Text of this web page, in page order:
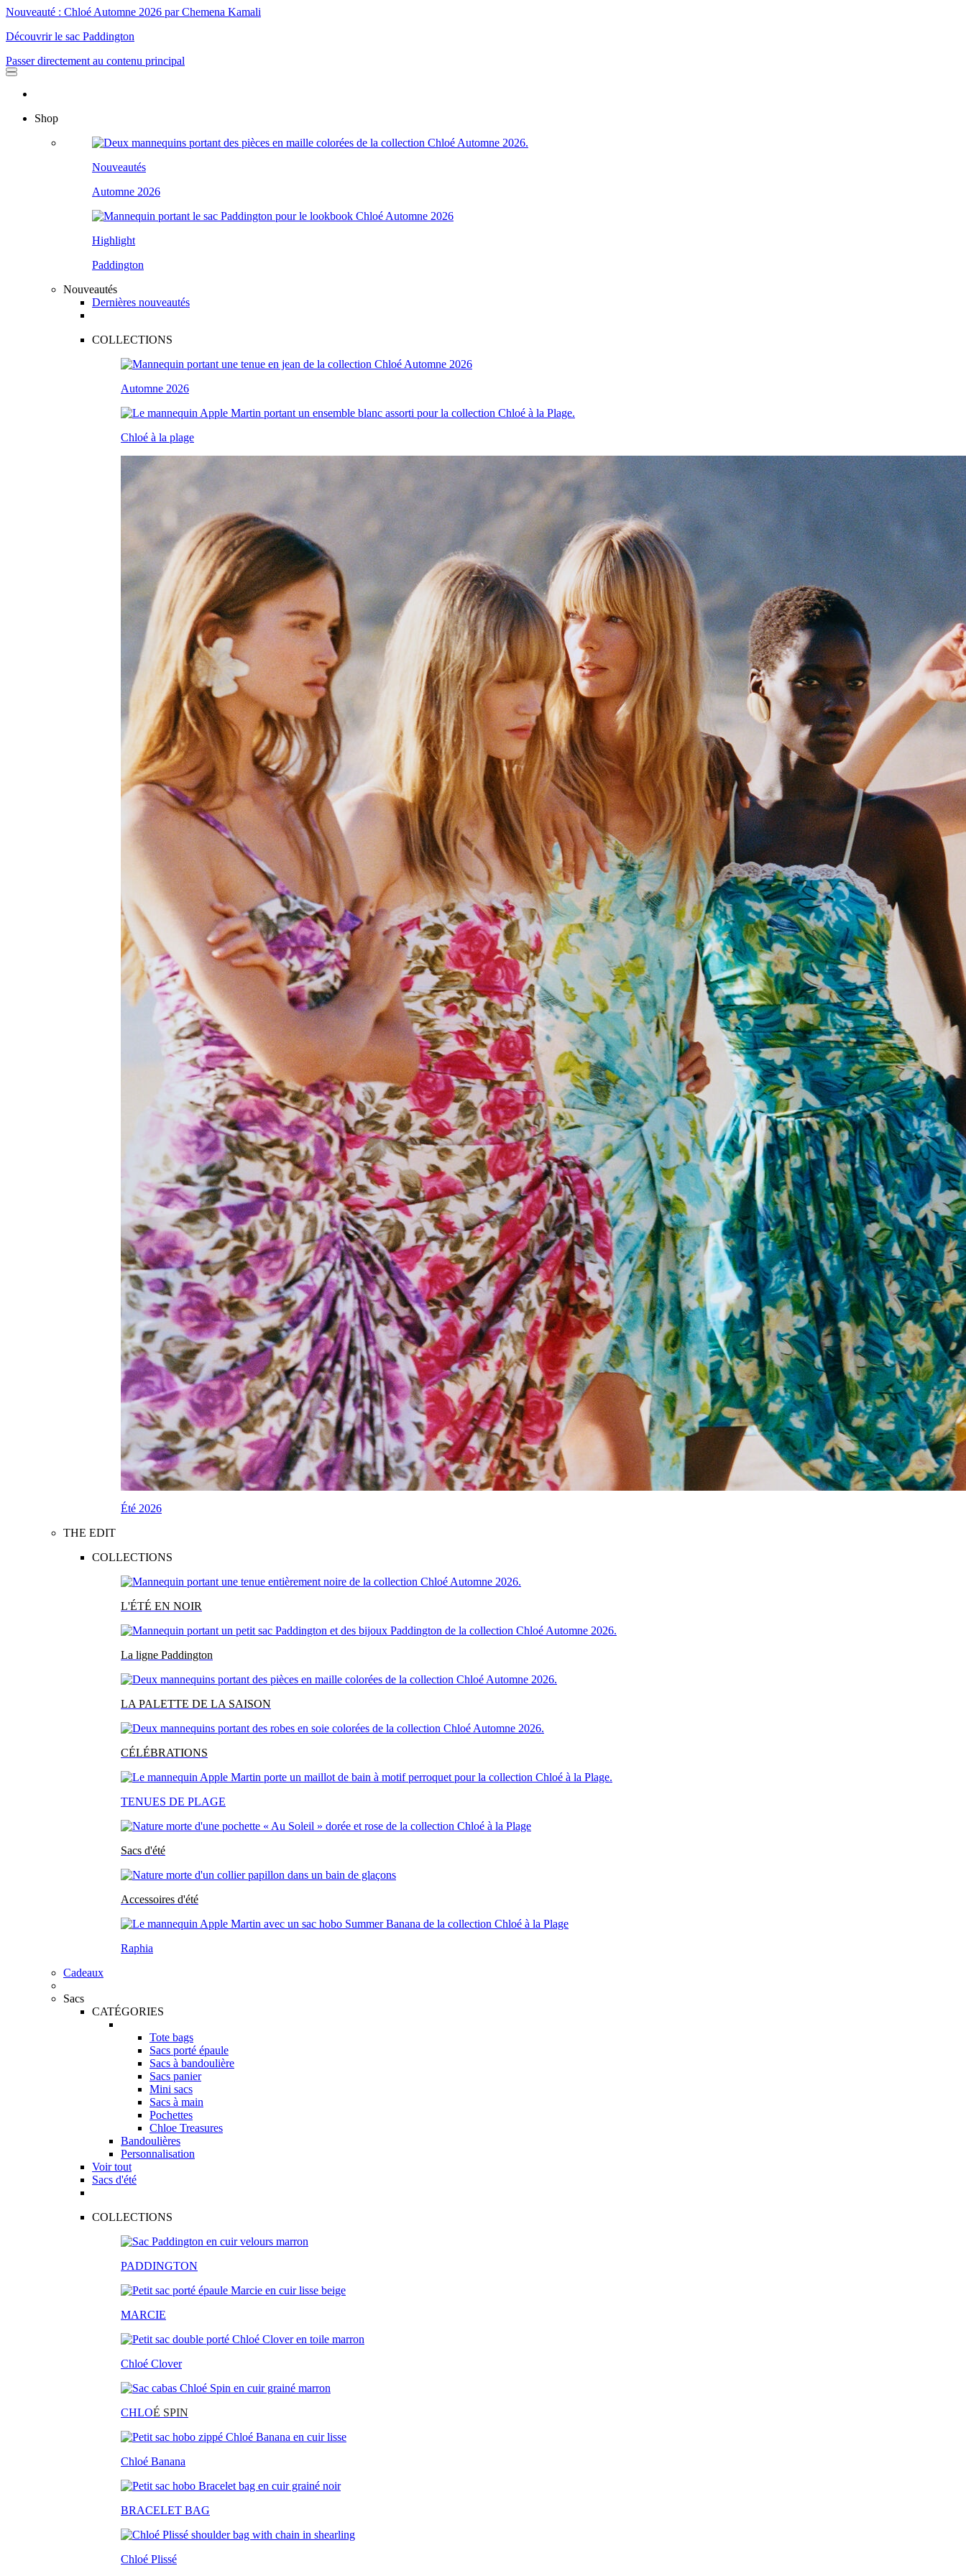
Nouveauté : Chloé Automne 2026 par Chemena Kamali
Découvrir le sac Paddington
Passer directement au contenu principal
Shop
Nouveautés
Automne 2026
Highlight
Paddington
Nouveautés
Dernières nouveautés
COLLECTIONS
Automne 2026
Chloé à la plage
Été 2026
THE EDIT
COLLECTIONS
L'ÉTÉ EN NOIR
La ligne Paddington
LA PALETTE DE LA SAISON
CÉLÉBRATIONS
TENUES DE PLAGE
Sacs d'été
Accessoires d'été
Raphia
Cadeaux
Sacs
CATÉGORIES
Tote bags
Sacs porté épaule
Sacs à bandoulière
Sacs panier
Mini sacs
Sacs à main
Pochettes
Chloe Treasures
Bandoulières
Personnalisation
Voir tout
Sacs d'été
COLLECTIONS
PADDINGTON
MARCIE
Chloé Clover
CHLOÉ SPIN
Chloé Banana
BRACELET BAG
Chloé Plissé